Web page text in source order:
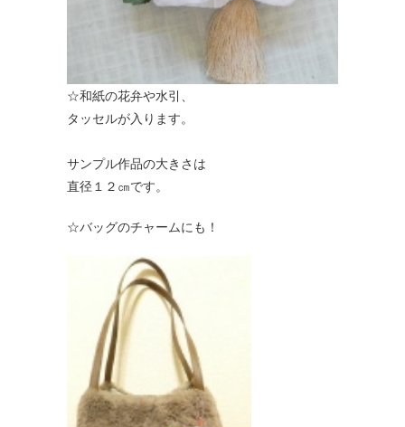
☆和紙の花弁や水引、
タッセルが入ります。
サンプル作品の大きさは
直径１２㎝です。
☆バッグのチャームにも！